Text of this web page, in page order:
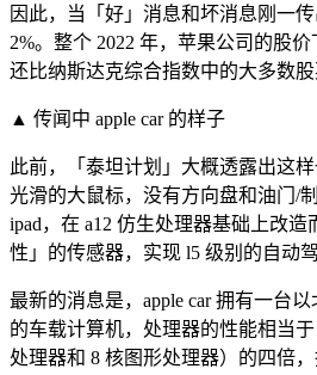
因此，当「好」消息和坏消息刚一
2%。整个 2022 年，苹果公司的股
还比纳斯达克综合指数中的大多数股
▲ 传闻中 apple car 的样子
此前，「泰坦计划」大概透露出这
光滑的大鼠标，没有方向盘和油门/
ipad，在 a12 仿生处理器基础上改造
性」的传感器，实现 l5 级别的自动驾
最新的消息是，apple car 拥有一台
的车载计算机，处理器的性能相当
处理器和 8 核图形处理器）的四倍